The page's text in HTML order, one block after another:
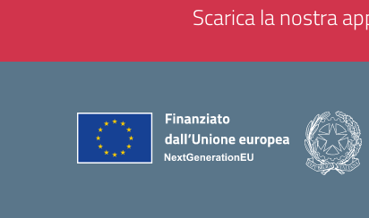
Scarica la nostra